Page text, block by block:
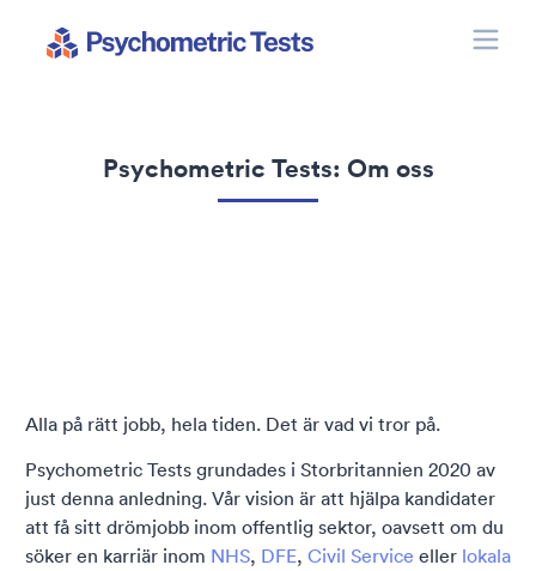
Psychometric Tests: Om oss
Alla på rätt jobb, hela tiden. Det är vad vi tror på.
Psychometric Tests grundades i Storbritannien 2020 av
just denna anledning. Vår vision är att hjälpa kandidater
att få sitt drömjobb inom offentlig sektor, oavsett om du
söker en karriär inom NHS, DFE, Civil Service eller lokala